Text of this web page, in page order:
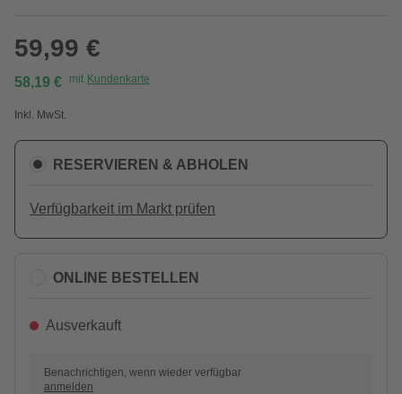
59,99 €
58,19 € mit Kundenkarte
Inkl. MwSt.
RESERVIEREN & ABHOLEN
Verfügbarkeit im Markt prüfen
ONLINE BESTELLEN
Ausverkauft
Benachrichtigen, wenn wieder verfügbar
anmelden